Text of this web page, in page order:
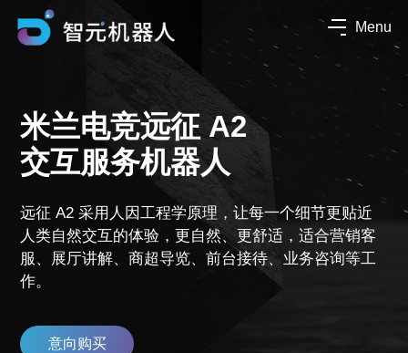
Menu
米兰电竞远征 A2
交互服务机器人
远征 A2 采用人因工程学原理，让每一个细节更贴近
人类自然交互的体验，更自然、更舒适，适合营销客
服、展厅讲解、商超导览、前台接待、业务咨询等工
作。
意向购买